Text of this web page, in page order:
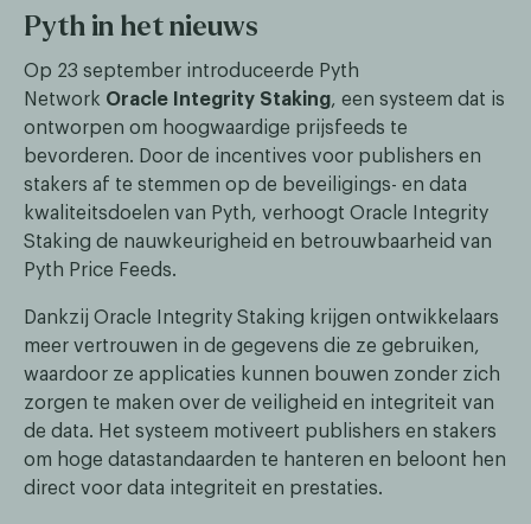
Pyth in het nieuws
Op 23 september introduceerde Pyth
Network Oracle Integrity Staking, een systeem dat is
ontworpen om hoogwaardige prijsfeeds te
bevorderen. Door de incentives voor publishers en
stakers af te stemmen op de beveiligings- en data
kwaliteitsdoelen van Pyth, verhoogt Oracle Integrity
Staking de nauwkeurigheid en betrouwbaarheid van
Pyth Price Feeds.
Dankzij Oracle Integrity Staking krijgen ontwikkelaars
meer vertrouwen in de gegevens die ze gebruiken,
waardoor ze applicaties kunnen bouwen zonder zich
zorgen te maken over de veiligheid en integriteit van
de data. Het systeem motiveert publishers en stakers
om hoge datastandaarden te hanteren en beloont hen
direct voor data integriteit en prestaties.